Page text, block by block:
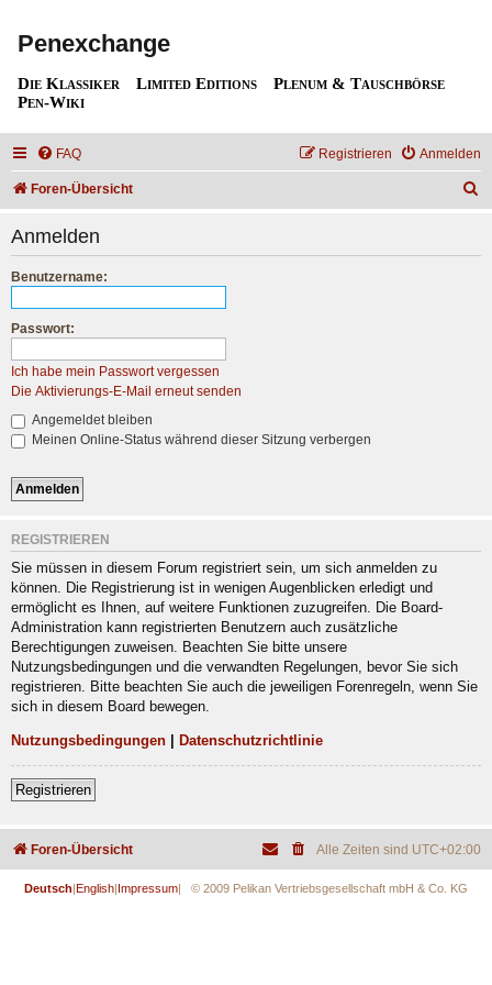
Penexchange
Die Klassiker Limited Editions
Plenum & Tauschbörse
Pen-Wiki
FAQ Anmelden
Registrieren
Foren-Übersicht
Anmelden
Benutzername:
Passwort:
Ich habe mein Passwort vergessen
Die Aktivierungs-E-Mail erneut senden
Angemeldet bleiben
Meinen Online-Status während dieser Sitzung verbergen
REGISTRIEREN
Sie müssen in diesem Forum registriert sein, um sich anmelden zu
können. Die Registrierung ist in wenigen Augenblicken erledigt und
ermöglicht es Ihnen, auf weitere Funktionen zuzugreifen. Die Board-
Administration kann registrierten Benutzern auch zusätzliche
Berechtigungen zuweisen. Beachten Sie bitte unsere
Nutzungsbedingungen und die verwandten Regelungen, bevor Sie sich
registrieren. Bitte beachten Sie auch die jeweiligen Forenregeln, wenn Sie
sich in diesem Board bewegen.
Nutzungsbedingungen Datenschutzrichtlinie
Registrieren
Foren-Übersicht Alle Zeiten sind UTC+02:00
Deutsch English Impressum | © 2009 Pelikan Vertriebsgesellschaft mbH & Co. KG